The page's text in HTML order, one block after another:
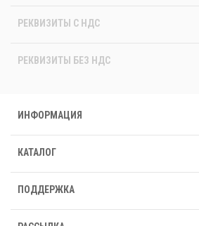
РЕКВИЗИТЫ C НДС
РЕКВИЗИТЫ БЕЗ НДС
ИНФОРМАЦИЯ
КАТАЛОГ
ПОДДЕРЖКА